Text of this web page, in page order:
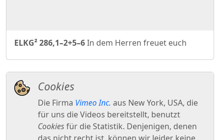
ELKG² 286,1–2+5–6In dem Herren freuet euch